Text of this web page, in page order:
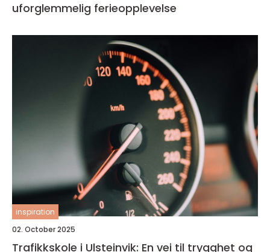
uforglemmelig ferieopplevelse
inspiration
02. October 2025
Trafikkskole i Ulsteinvik: En vei til trygghet og